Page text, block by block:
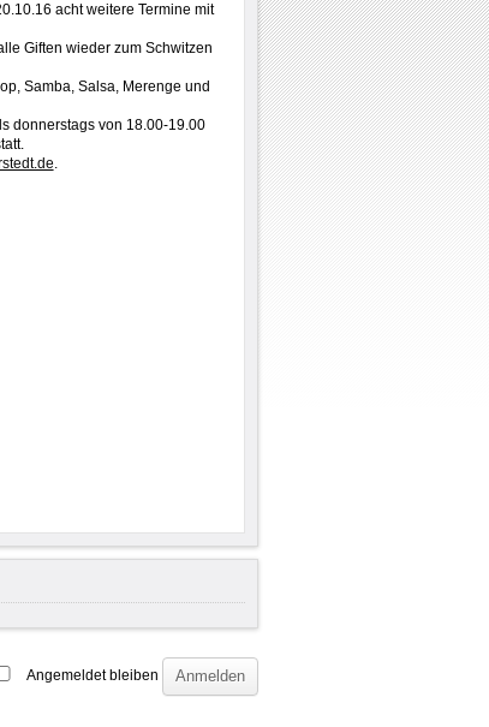
acht weitere Termine mit
Giften wieder zum Schwitzen
Samba, Salsa, Merenge und
donnerstags von 18.00-19.00
.
Angemeldet bleiben